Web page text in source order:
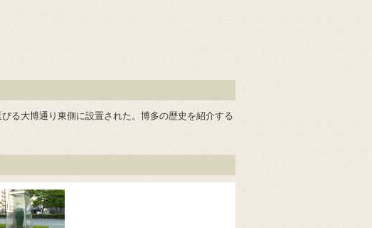
る大博通り東側に設置された。博多の歴史を紹介する